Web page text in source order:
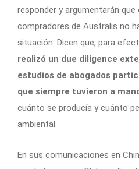
responder y argumentarán
compradores de Australis no
situación. Dicen que, para
realizó un due diligence
estudios de abogados
que siempre tuvieron a
cuánto se producía y cuánto
ambiental.
En sus comunicaciones en